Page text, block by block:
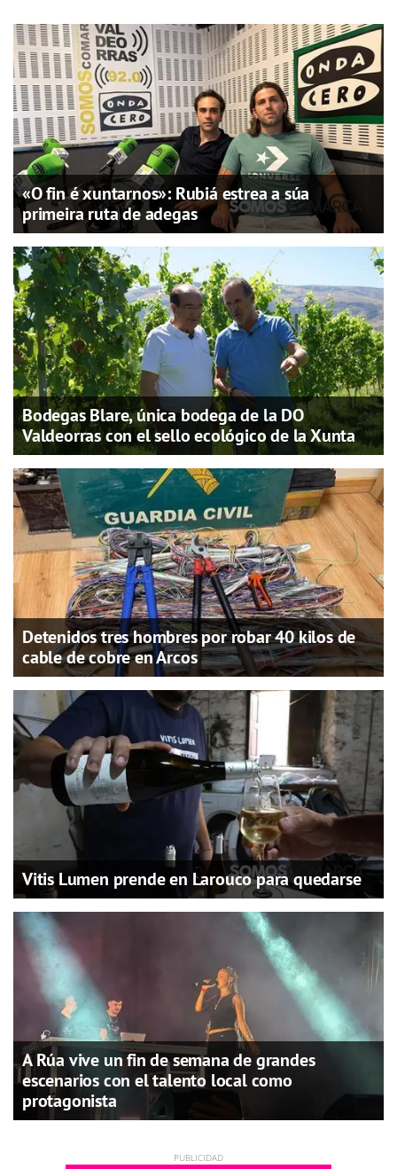
«O fin é xuntarnos»: Rubiá estrea a súa
primeira ruta de adegas
Bodegas Blare, única bodega de la DO
Valdeorras con el sello ecológico de la Xunta
Detenidos tres hombres por robar 40 kilos de
cable de cobre en Arcos
Vitis Lumen prende en Larouco para quedarse
A Rúa vive un fin de semana de grandes
escenarios con el talento local como
protagonista